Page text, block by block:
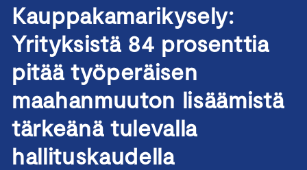
Kauppakamarikysely:
Yrityksistä 84 prosenttia
pitää työperäisen
maahanmuuton lisäämistä
tärkeänä tulevalla
hallituskaudella